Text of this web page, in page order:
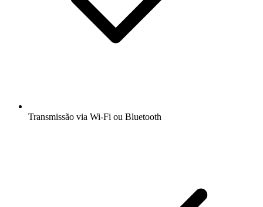
Transmissão via Wi-Fi ou Bluetooth